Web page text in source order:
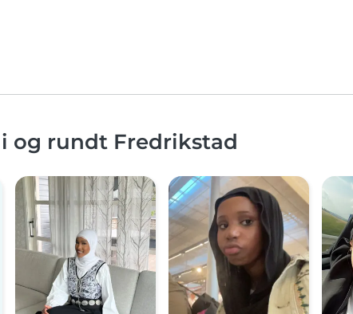
og rundt Fredrikstad